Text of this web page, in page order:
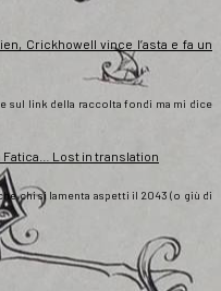
Crickhowell vince l’asta e fa un
sul link della raccolta fondi ma mi dice
Fatica… Lost in translation
chi si lamenta aspetti il 2043 (o giù di